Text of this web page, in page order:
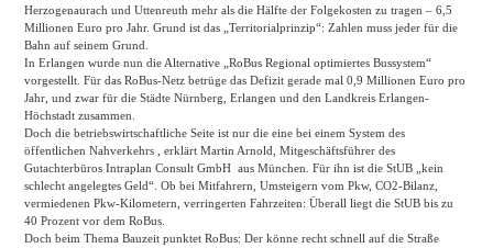
Herzogenaurach und Uttenreuth mehr als die Hälfte der Folgekosten zu tragen – 6,5
Millionen Euro pro Jahr. Grund ist das „Territorialprinzip“: Zahlen muss jeder für die
Bahn auf seinem Grund.
In Erlangen wurde nun die Alternative „RoBus Regional optimiertes Bussystem“
vorgestellt. Für das RoBus-Netz betrüge das Defizit gerade mal 0,9 Millionen Euro pro
Jahr, und zwar für die Städte Nürnberg, Erlangen und den Landkreis Erlangen-
Höchstadt zusammen.
Doch die betriebswirtschaftliche Seite ist nur die eine bei einem System des
öffentlichen Nahverkehrs , erklärt Martin Arnold, Mitgeschäftsführer des
Gutachterbüros Intraplan Consult GmbH aus München. Für ihn ist die StUB „kein
schlecht angelegtes Geld“. Ob bei Mitfahrern, Umsteigern vom Pkw, CO2-Bilanz,
vermiedenen Pkw-Kilometern, verringerten Fahrzeiten: Überall liegt die StUB bis zu
40 Prozent vor dem RoBus.
Doch beim Thema Bauzeit punktet RoBus: Der könne recht schnell auf die Straße